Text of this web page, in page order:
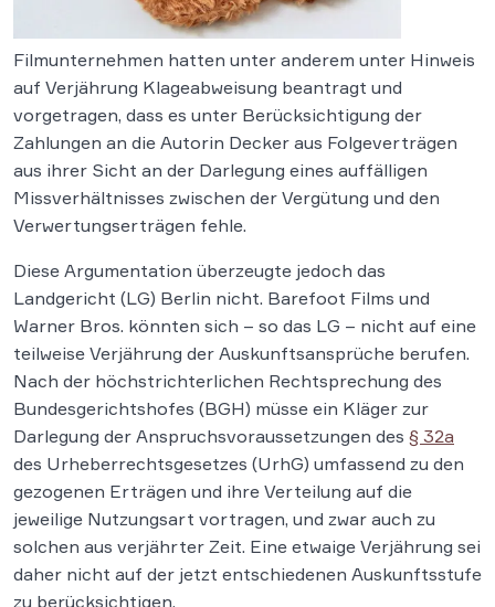
Filmunternehmen hatten unter anderem unter Hinweis
auf Verjährung Klageabweisung beantragt und
vorgetragen, dass es unter Berücksichtigung der
Zahlungen an die Autorin Decker aus Folgeverträgen
aus ihrer Sicht an der Darlegung eines auffälligen
Missverhältnisses zwischen der Vergütung und den
Verwertungserträgen fehle.
Diese Argumentation überzeugte jedoch das
Landgericht (LG) Berlin nicht. Barefoot Films und
Warner Bros. könnten sich – so das LG – nicht auf eine
teilweise Verjährung der Auskunftsansprüche berufen.
Nach der höchstrichterlichen Rechtsprechung des
Bundesgerichtshofes (BGH) müsse ein Kläger zur
Darlegung der Anspruchsvoraussetzungen des § 32a
des Urheberrechtsgesetzes (UrhG) umfassend zu den
gezogenen Erträgen und ihre Verteilung auf die
jeweilige Nutzungsart vortragen, und zwar auch zu
solchen aus verjährter Zeit. Eine etwaige Verjährung sei
daher nicht auf der jetzt entschiedenen Auskunftsstufe
zu berücksichtigen.